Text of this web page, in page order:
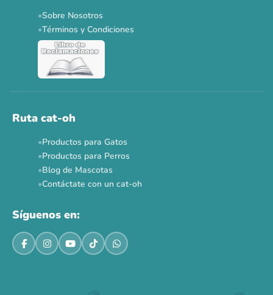
Sobre Nosotros
Términos y Condiciones
Ruta cat-oh
Productos para Gatos
Productos para Perros
Blog de Mascotas
Contáctate con un cat-oh
Síguenos en: